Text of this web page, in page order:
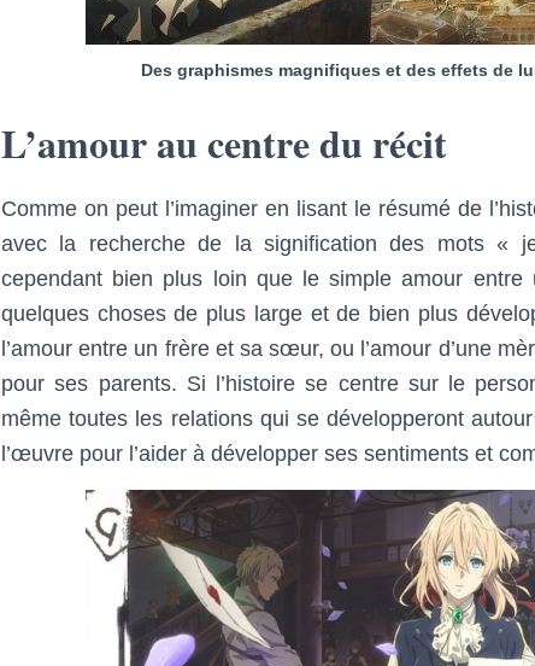
Des graphismes magnifiques et des effets de
L’amour au centre du récit
Comme on peut l’imaginer en lisant le résumé de
avec la recherche de la signification des mots «
cependant bien plus loin que le simple amour
quelques choses de plus large et de bien plus
l’amour entre un frère et sa sœur, ou l’amour d’une
pour ses parents. Si l’histoire se centre sur le
même toutes les relations qui se développeront
l’œuvre pour l’aider à développer ses sentiments et